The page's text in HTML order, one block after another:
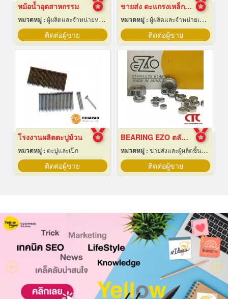
หม้อน้ำอุตสาหกรรม
หมวดหมู่ : ผู้ผลิตและจำหน่ายหม้อน้ำทางอุตสาหกรรม
ติดต่อผู้ขาย
ขายส่ง ตะแกรงเหล็กฉีก
หมวดหมู่ : ผู้ผลิตและจำหน่ายเหล็กสเตนเลส
ติดต่อผู้ขาย
โรงงานผลิตตะปูม้วน
หมวดหมู่ : ตะปูและเป๊ก
ติดต่อผู้ขาย
BEARING EZO ตลับลูกปืน ยี่ห้อ EZO
หมวดหมู่ : ขายส่งและผู้ผลิตชิ้นส่วนและอะไหล่เครื่องจักรกล
ติดต่อผู้ขาย